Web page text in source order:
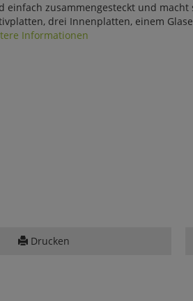
einfach zusammengesteckt und
drei Innenplatten, einem
Informationen
Drucken